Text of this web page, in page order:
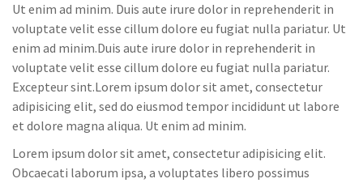
Ut enim ad minim. Duis aute irure dolor in reprehenderit in
voluptate velit esse cillum dolore eu fugiat nulla pariatur. Ut
enim ad minim.Duis aute irure dolor in reprehenderit in
voluptate velit esse cillum dolore eu fugiat nulla pariatur.
Excepteur sint.Lorem ipsum dolor sit amet, consectetur
adipisicing elit, sed do eiusmod tempor incididunt ut labore
et dolore magna aliqua. Ut enim ad minim.
Lorem ipsum dolor sit amet, consectetur adipisicing elit.
Obcaecati laborum ipsa, a voluptates libero possimus